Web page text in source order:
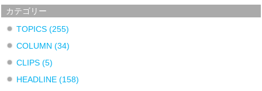
カテゴリー
TOPICS(255)
COLUMN(34)
CLIPS(5)
HEADLINE(158)